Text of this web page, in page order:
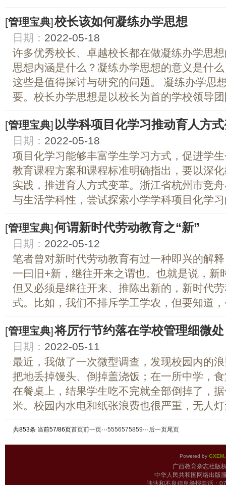
[管理宝典]校长该如何凝练办学思想
日期： 2022-05-18
许多优秀校长、卓越校长都在做凝练办学思
思想内涵是什么？凝练办学思想的意义是什
这些是值得探讨与研究的问题。 凝练办学思
要。校长办学思想是以校长为首的学校领导
[管理宝典] 以学科项目化学习推动育人方
日期： 2022-05-18
项目化学习能够丰富学生学习方式，促进学
教育课程方案和课程标准明确指出，要以深
实践，推进育人方式变革。浙江省杭州市竞
与生活学科性，尝试探索小学学科项目化学
[管理宝典]何谓新时代劳动教育之“新”
日期： 2022-05-12
笔者曾对新时代劳动教育有过一种即兴的解
一曰旧+新，继往开来之谓也。也就是说，新
但又必须是继往开来、推陈出新的，新时代
式。比如，我们不排斥学工学农，但要知道
[管理宝典]将厉行节约落在学校管理细微处
日期： 2022-05-11
最近，我做了一次微型调查，发现校园内的
把地丢掉馒头、倒掉盖浇饭；在一所中学，
在餐桌上，结果学生吃不完就全部倒掉了，
米。校园内水电和纸张浪费也很严重，无人
共853条 当前57/86页首页前一页···5556575859···后一页尾页
Powered by
广西教育杂志
中华人民共和国网络出版
违法和不良信息举报电话：